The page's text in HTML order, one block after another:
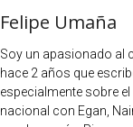
Felipe Umaña
Soy un apasionado al
hace 2 años que
especialmente sobre
nacional con Egan,